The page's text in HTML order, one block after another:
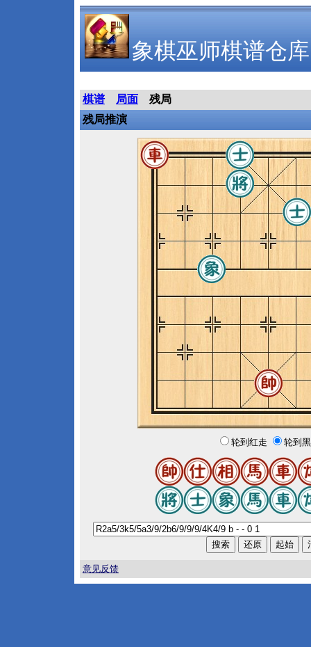
象棋巫师棋谱仓库
棋谱 局面
残局
残局推演
轮到红走 轮到
意见反馈